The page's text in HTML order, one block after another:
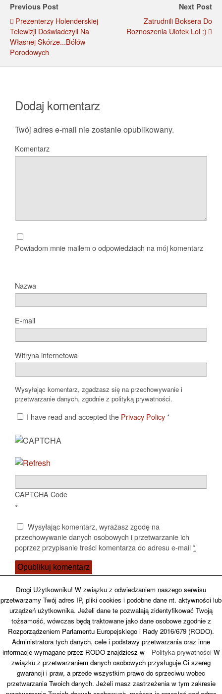
Previous Post
Prezenterzy Holenderskiej
Telewizji Doświadczyli Na
Własnej Skórze...bólów
Porodowych
Next Post
Zatrudnili Boksera Do
Roznoszenia Ulotek Lol :)
Dodaj komentarz
Twój adres e-mail nie zostanie opublikowany.
Komentarz
Powiadom mnie mailem o odpowiedziach na mój komentarz
Nazwa
E-mail
Witryna internetowa
Wysyłając komentarz, zgadzasz się na przechowywanie i
przetwarzanie danych, zgodnie z polityką prywatności.
I have read and accepted the Privacy Policy*
CAPTCHA Code
*
Wysyłając komentarz, wyrażasz zgodę na
przechowywanie danych osobowych i przetwarzanie ich
poprzez przypisanie treści komentarza do adresu e-mail*
Potwierdź, że nie jesteś spamerem
Back to top
Mobile Desktop
Drogi Użytkowniku! W związku z odwiedzaniem naszego serwisu
przetwarzamy Twój adres IP, pliki cookies i podobne dane nt. aktywności lub
urządzeń użytkownika. Jeżeli dane te pozwalają zidentyfikować Twoją
tożsamość, wówczas będą traktowane jako dane osobowe zgodnie z
Rozporządzeniem Parlamentu Europejskiego i Rady 2016/679 (RODO).
Administratora tych danych, cele i podstawy przetwarzania oraz inne
informacje wymagane przez RODO znajdziesz w
Polityka prywatnościW
związku z przetwarzaniem danych osobowych przysługuje Ci szereg
gwarancji i praw, a przede wszystkim prawo do sprzeciwu wobec
przetwarzania Twoich danych. Jeżeli masz zastrzeżenia w tym zakresie